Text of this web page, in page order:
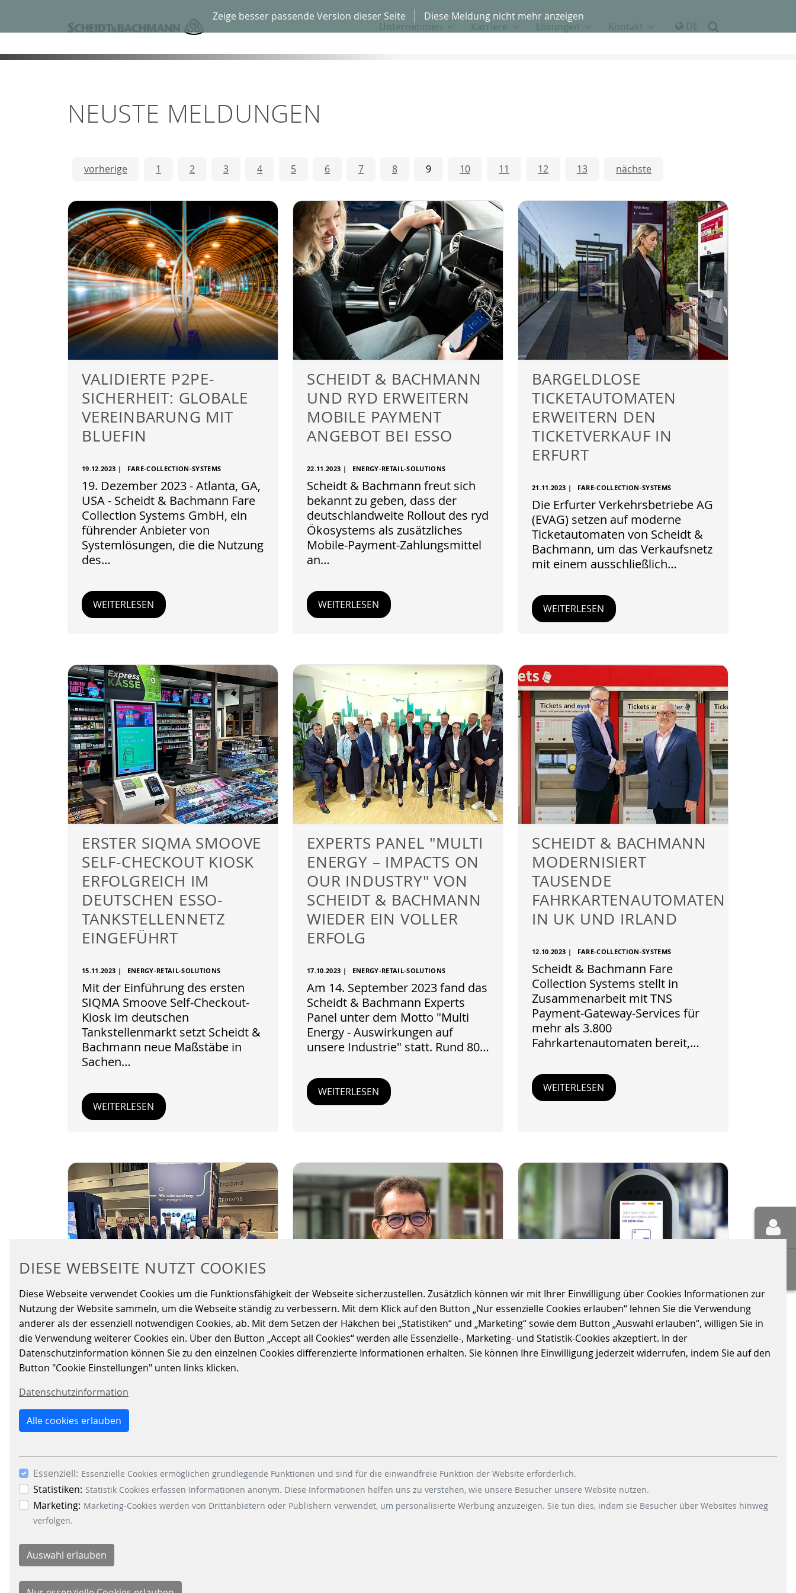
Zeige besser passende Version dieser Seite Diese Meldung nicht mehr anzeigen
DIESE WEBSEITE NUTZT COOKIES
Diese Webseite verwendet Cookies um die Funktionsfähigkeit der Webseite sicherzustellen. Zusätzlich können wir mit Ihrer Einwilligung über Cookies Informationen zur
Nutzung der Website sammeln, um die Webseite ständig zu verbessern. Mit dem Klick auf den Button „Nur essenzielle Cookies erlauben“ lehnen Sie die Verwendung
anderer als der essenziell notwendigen Cookies, ab. Mit dem Setzen der Häkchen bei „Statistiken“ und „Marketing“ sowie dem Button „Auswahl erlauben“, willigen Sie in
die Verwendung weiterer Cookies ein. Über den Button „Accept all Cookies“ werden alle Essenzielle-, Marketing- und Statistik-Cookies akzeptiert. In der
Datenschutzinformation können Sie zu den einzelnen Cookies differenzierte Informationen erhalten. Sie können Ihre Einwilligung jederzeit widerrufen, indem Sie auf den
Button "Cookie Einstellungen" unten links klicken.
Datenschutzinformation
Alle cookies erlauben
Essenziell: Essenzielle Cookies ermöglichen grundlegende Funktionen und sind für die einwandfreie Funktion der Website erforderlich.
Statistiken: Statistik Cookies erfassen Informationen anonym. Diese Informationen helfen uns zu verstehen, wie unsere Besucher unsere Website nutzen.
Marketing: Marketing-Cookies werden von Drittanbietern oder Publishern verwendet, um personalisierte Werbung anzuzeigen. Sie tun dies, indem sie Besucher über Websites hinweg
verfolgen.
Unternehmen Karriere Lösungen Kontakt DE
NEUSTE MELDUNGEN
vorherige 1 2 3 4 5 6 7 8 9 10 11 12 13 nächste
VALIDIERTE P2PE-
SICHERHEIT: GLOBALE
VEREINBARUNG MIT
BLUEFIN
19.12.2023 | FARE-COLLECTION-SYSTEMS
19. Dezember 2023 - Atlanta, GA,
USA - Scheidt & Bachmann Fare
Collection Systems GmbH, ein
führender Anbieter von
Systemlösungen, die die Nutzung
des…
WEITERLESEN
SCHEIDT & BACHMANN
UND RYD ERWEITERN
MOBILE PAYMENT
ANGEBOT BEI ESSO
22.11.2023 | ENERGY-RETAIL-SOLUTIONS
Scheidt & Bachmann freut sich
bekannt zu geben, dass der
deutschlandweite Rollout des ryd
Ökosystems als zusätzliches
Mobile-Payment-Zahlungsmittel
an…
WEITERLESEN
BARGELDLOSE
TICKETAUTOMATEN
ERWEITERN DEN
TICKETVERKAUF IN
ERFURT
21.11.2023 | FARE-COLLECTION-SYSTEMS
Die Erfurter Verkehrsbetriebe AG
(EVAG) setzen auf moderne
Ticketautomaten von Scheidt &
Bachmann, um das Verkaufsnetz
mit einem ausschließlich…
WEITERLESEN
ERSTER SIQMA SMOOVE
SELF-CHECKOUT KIOSK
ERFOLGREICH IM
DEUTSCHEN ESSO-
TANKSTELLENNETZ
EINGEFÜHRT
15.11.2023 | ENERGY-RETAIL-SOLUTIONS
Mit der Einführung des ersten
SIQMA Smoove Self-Checkout-
Kiosk im deutschen
Tankstellenmarkt setzt Scheidt &
Bachmann neue Maßstäbe in
Sachen…
WEITERLESEN
EXPERTS PANEL "MULTI
ENERGY – IMPACTS ON
OUR INDUSTRY" VON
SCHEIDT & BACHMANN
WIEDER EIN VOLLER
ERFOLG
17.10.2023 | ENERGY-RETAIL-SOLUTIONS
Am 14. September 2023 fand das
Scheidt & Bachmann Experts
Panel unter dem Motto "Multi
Energy - Auswirkungen auf
unsere Industrie" statt. Rund 80…
WEITERLESEN
SCHEIDT & BACHMANN
MODERNISIERT
TAUSENDE
FAHRKARTENAUTOMATEN
IN UK UND IRLAND
12.10.2023 | FARE-COLLECTION-SYSTEMS
Scheidt & Bachmann Fare
Collection Systems stellt in
Zusammenarbeit mit TNS
Payment-Gateway-Services für
mehr als 3.800
Fahrkartenautomaten bereit,…
WEITERLESEN
APTA EXPO 2023 IN
ORLANDO, FLORIDA
11.10.2023| FARE-COLLECTION-SYSTEMS
Erfolgreiche Teilnahme an
branchenführender Ausstellung
WEITERLESEN
NACHHALTIGE
MOBILITÄT BEDEUTET
Andreas Räschmeier, CEO von
Scheidt & Bachmann Fare
Collection Systems, spricht über
die Bedeutung von nachhaltiger
BONNSMART -
DEUTSCHLANDS ERSTES
2020 wurde mit BONNsmart der
öffentliche Verkehr in Bonn
„ticketlos“ und soll nun auch
außerhalb der Stadtgrenzen